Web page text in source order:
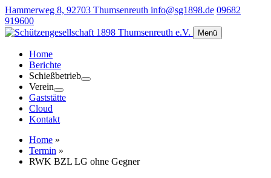
Hammerweg 8, 92703 Thumsenreuth info@sg1898.de 09682
919600
Menü
Home
Berichte
Schießbetrieb
Verein
Gaststätte
Cloud
Kontakt
Home »
Termin »
RWK BZL LG ohne Gegner